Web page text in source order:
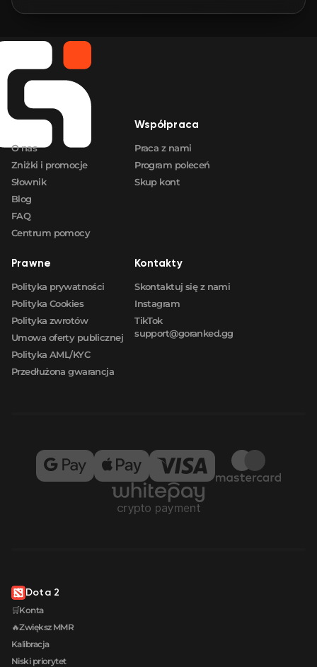
FN
Firma
O nas
Zniżki i promocje
Słownik
Blog
FAQ
Centrum pomocy
Współpraca
Praca z nami
Program poleceń
Skup kont
Prawne
Polityka prywatności
Polityka Cookies
Polityka zwrotów
Umowa oferty publicznej
Polityka AML/KYC
Przedłużona gwarancja
Kontakty
Skontaktuj się z nami
Instagram
TikTok
support@goranked.gg
Dota 2
🛒Konta
🔥Zwiększ MMR
Kalibracja
Niski priorytet